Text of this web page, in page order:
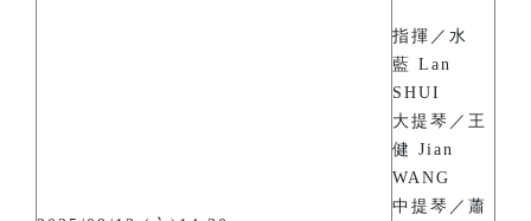
指揮／水
藍 Lan
SHUI
大提琴／王
健 Jian
WANG
中提琴／蕭